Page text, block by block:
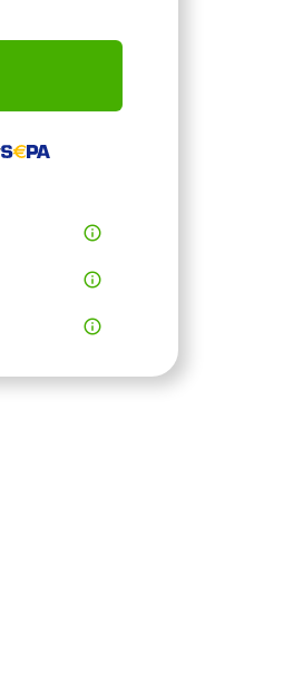
info_outline
info_outline
info_outline